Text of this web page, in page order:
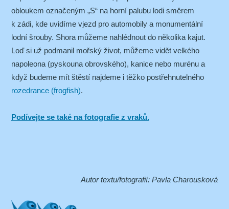
obloukem označeným „S“ na horní palubu lodi směrem
k zádi, kde uvidíme vjezd pro automobily a monumentální
lodní šrouby. Shora můžeme nahlédnout do několika kajut.
Loď si už podmanil mořský život, můžeme vidět velkého
napoleona (pyskouna obrovského), kanice nebo murénu a
když budeme mít štěstí najdeme i těžko postřehnutelného
rozedrance (frogfish).
Podívejte se také na fotografie z vraků.
Autor textu/fotografií: Pavla Charousková